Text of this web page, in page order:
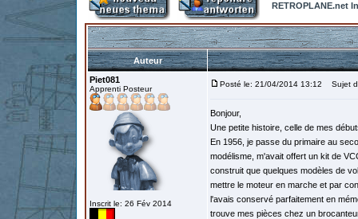
RETROPLANE.net
Auteur
Piet081
Apprenti Posteur
Inscrit le: 26 Fév 2014
Posté le: 21/04/2014 13:12 Sujet
Bonjour,
Une petite histoire, celle de mes
En 1956, je passe du primaire au
modélisme, m'avait offert un kit de
construit que quelques modèles de
mettre le moteur en marche et par
l'avais conservé parfaitement en
trouve mes pièces chez un